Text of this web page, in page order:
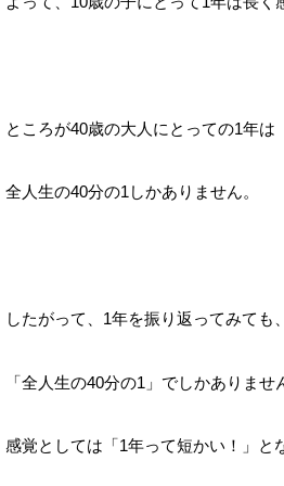
ところが40歳の大人にとっての1年は
全人生の40分の1しかありません。
したがって、1年を振り返ってみても、
「全人生の40分の1」でしかありませ
感覚としては「1年って短かい！」と